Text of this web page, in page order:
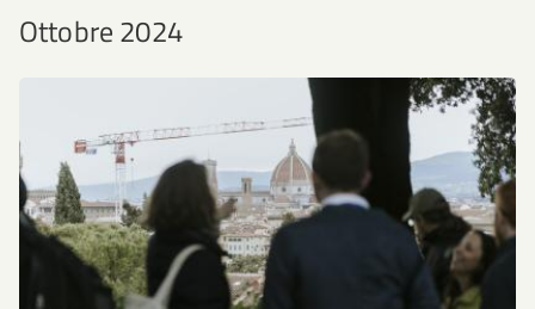
Ottobre 2024